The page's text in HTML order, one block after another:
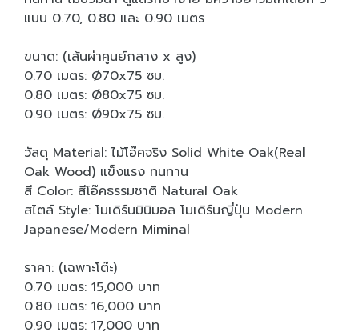
แบบ 0.70, 0.80 และ 0.90 เมตร
ขนาด: (เส้นผ่าศูนย์กลาง x สูง)
0.70 เมตร: Ø70x75 ซม.
0.80 เมตร: Ø80x75 ซม.
0.90 เมตร: Ø90x75 ซม.
วัสดุ Material: ไม้โอ๊คจริง Solid White Oak(Real
Oak Wood) แข็งแรง ทนทาน
สี Color: สีโอ๊คธรรมชาติ Natural Oak
สไตล์ Style: โมเดิร์นมินิมอล โมเดิร์นญี่ปุ่น Modern
Japanese/Modern Miminal
ราคา: (เฉพาะโต๊ะ)
0.70 เมตร: 15,000 บาท
0.80 เมตร: 16,000 บาท
0.90 เมตร: 17,000 บาท